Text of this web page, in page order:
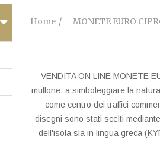
Home MONETE EURO
VENDITA ON LINE MONETE
muflone, a simboleggiare la
come centro dei traffici
disegni sono stati scelti
dell'isola sia in lingua greca